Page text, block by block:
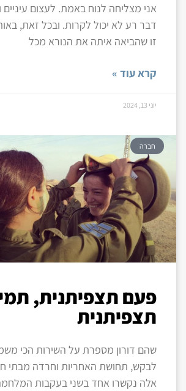
אני מצליחה לנוח באמת. לעצום
דבר רע לא יכול לקרות. ובכל זאת,
זו שהביאה איתה את הנורא מכל
קרא עוד »
יוני 13, 2024
חברה
פעם תצפיתנית,
תצפיתנית
שהם דורון מספרת על השירות הכי
לבקש, תחושת האחריות וחרדה מבתי
אלה נקשרו אחד בשני בעקבות